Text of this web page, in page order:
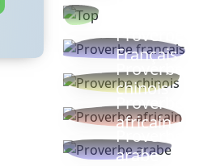
Proverbe
Français
Proverbe
chinois
Proverbe
africain
Proverbe
arabe